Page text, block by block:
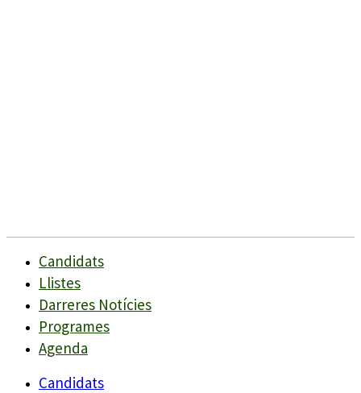
Candidats
Llistes
Darreres Notícies
Programes
Agenda
Candidats